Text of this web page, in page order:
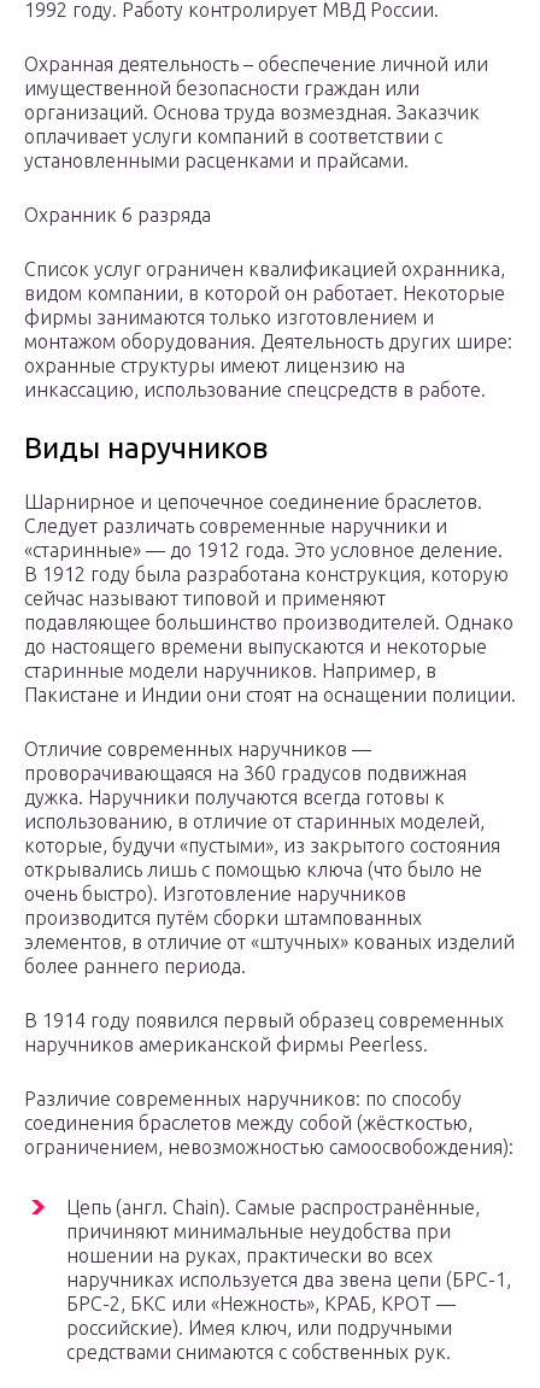
1992 году. Работу контролирует МВД России.
Охранная деятельность – обеспечение личной или
имущественной безопасности граждан или
организаций. Основа труда возмездная. Заказчик
оплачивает услуги компаний в соответствии с
установленными расценками и прайсами.
Охранник 6 разряда
Список услуг ограничен квалификацией охранника,
видом компании, в которой он работает. Некоторые
фирмы занимаются только изготовлением и
монтажом оборудования. Деятельность других шире:
охранные структуры имеют лицензию на
инкассацию, использование спецсредств в работе.
Виды наручников
Шарнирное и цепочечное соединение браслетов.
Следует различать современные наручники и
«старинные» — до 1912 года. Это условное деление.
В 1912 году была разработана конструкция, которую
сейчас называют типовой и применяют
подавляющее большинство производителей. Однако
до настоящего времени выпускаются и некоторые
старинные модели наручников. Например, в
Пакистане и Индии они стоят на оснащении полиции.
Отличие современных наручников —
проворачивающаяся на 360 градусов подвижная
дужка. Наручники получаются всегда готовы к
использованию, в отличие от старинных моделей,
которые, будучи «пустыми», из закрытого состояния
открывались лишь с помощью ключа (что было не
очень быстро). Изготовление наручников
производится путём сборки штампованных
элементов, в отличие от «штучных» кованых изделий
более раннего периода.
В 1914 году появился первый образец современных
наручников американской фирмы Peerless.
Различие современных наручников: по способу
соединения браслетов между собой (жёсткостью,
ограничением, невозможностью самоосвобождения):
Цепь (англ. Chain). Самые распространённые,
причиняют минимальные неудобства при
ношении на руках, практически во всех
наручниках используется два звена цепи (БРС-1,
БРС-2, БКС или «Нежность», КРАБ, КРОТ —
российские). Имея ключ, или подручными
средствами снимаются с собственных рук.